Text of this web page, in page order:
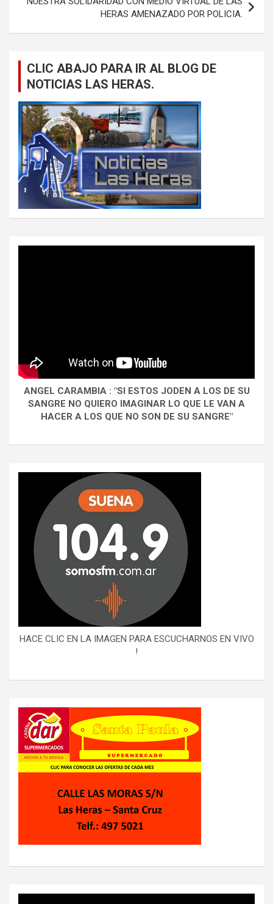
HERAS AMENAZADO POR POLICIA.
CLIC ABAJO PARA IR AL BLOG DE
NOTICIAS LAS HERAS.
ANGEL CARAMBIA : "SI ESTOS JODEN A LOS DE SU
SANGRE NO QUIERO IMAGINAR LO QUE LE VAN A
HACER A LOS QUE NO SON DE SU SANGRE"
HACE CLIC EN LA IMAGEN PARA ESCUCHARNOS EN VIVO
!